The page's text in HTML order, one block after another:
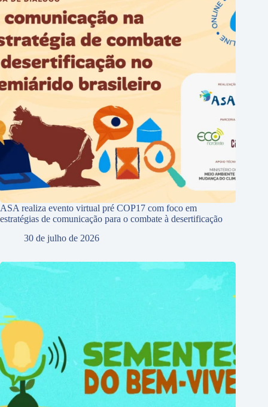
ASA realiza evento virtual pré COP17 com foco em
estratégias de comunicação para o combate à desertificação
30 de julho de 2026